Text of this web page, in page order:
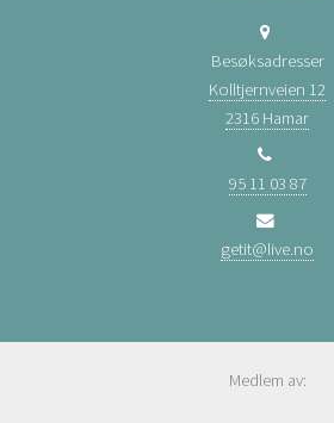
Besøksadresser
Kolltjernveien 12
2316 Hamar
95 11 03 87
getit@live.no
Medlem av: